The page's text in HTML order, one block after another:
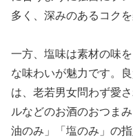
多く、深みのあるコク
一方、塩味は素材の味
な味わいが魅力です。
は、老若男女問わず愛
ルなどのお酒のおつま
油のみ」「塩のみ」の